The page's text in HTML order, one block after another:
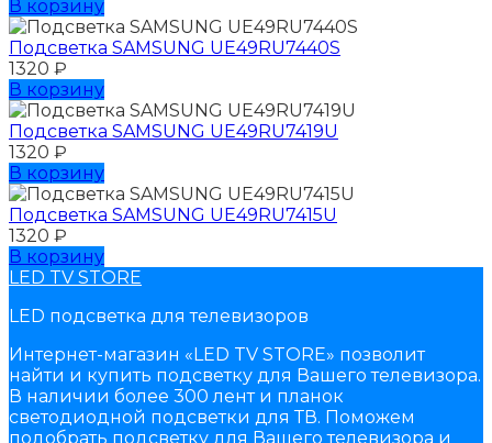
В корзину
Подсветка SAMSUNG UЕ49RU7440S
1320 ₽
В корзину
Подсветка SAMSUNG UЕ49RU7419U
1320 ₽
В корзину
Подсветка SAMSUNG UЕ49RU7415U
1320 ₽
В корзину
LED TV STORE
LED подсветка для телевизоров
Интернет-магазин «LED TV STORE» позволит
найти и купить подсветку для Вашего телевизора.
В наличии более 300 лент и планок
светодиодной подсветки для ТВ. Поможем
подобрать подсветку для Вашего телевизора и